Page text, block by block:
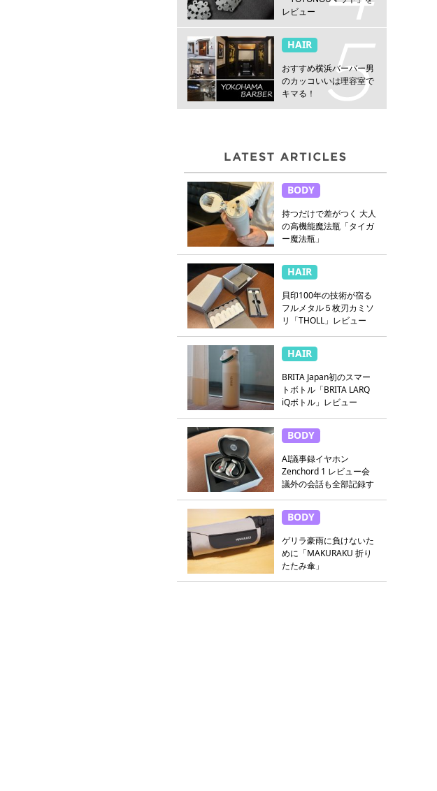
レビュー
HAIR
おすすめ横浜バーバー男
のカッコいいは理容室で
キマる！
BODY
持つだけで差がつく 大人
の高機能魔法瓶「タイガ
ー魔法瓶」
HAIR
貝印100年の技術が宿る
フルメタル５枚刃カミソ
リ「THOLL」レビュー
HAIR
BRITA Japan初のスマー
トボトル「BRITA LARQ
iQボトル」レビュー
BODY
AI議事録イヤホン
Zenchord 1 レビュー会
議外の会話も全部記録す
BODY
ゲリラ豪雨に負けないた
めに「MAKURAKU 折り
たたみ傘」